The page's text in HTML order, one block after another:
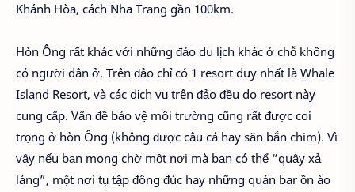
Khánh Hòa, cách Nha Trang gần 100km.
Hòn Ông rất khác với những đảo du lịch khác ở chỗ không
có người dân ở. Trên đảo chỉ có 1 resort duy nhất là Whale
Island Resort, và các dịch vụ trên đảo đều do resort này
cung cấp. Vấn đề bảo vệ môi trường cũng rất được coi
trọng ở hòn Ông (không được câu cá hay săn bắn chim). Vì
vậy nếu bạn mong chờ một nơi mà bạn có thể “quậy xả
láng”, một nơi tụ tập đông đúc hay những quán bar ồn ào